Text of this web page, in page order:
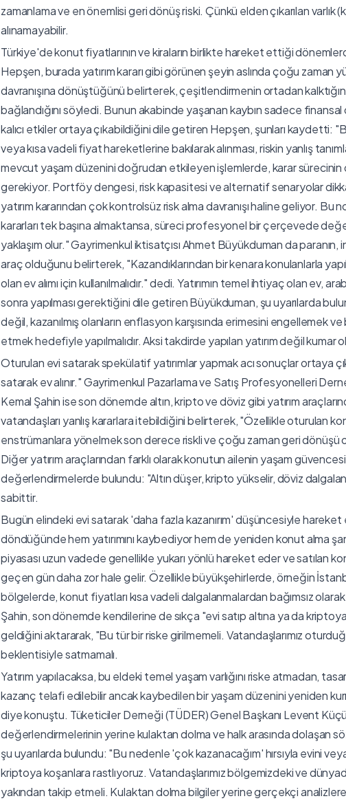
zamanlama ve en önemlisi geri dönüş riski. Çünkü elden çıkarılan varlık
alınamayabilir.
Türkiye'de konut fiyatlarının ve kiraların birlikte hareket ettiği
Hepşen, burada yatırım kararı gibi görünen şeyin aslında çoğu zaman
davranışına dönüştüğünü belirterek, çeşitlendirmenin ortadan
bağlandığını söyledi. Bunun akabinde yaşanan kaybın sadece finansal
kalıcı etkiler ortaya çıkabildiğini dile getiren Hepşen, şunları kaydetti:
veya kısa vadeli fiyat hareketlerine bakılarak alınması, riskin yanlış
mevcut yaşam düzenini doğrudan etkileyen işlemlerde, karar
gerekiyor. Portföy dengesi, risk kapasitesi ve alternatif senaryolar
yatırım kararından çok kontrolsüz risk alma davranışı haline geliyor. Bu
kararları tek başına almaktansa, süreci profesyonel bir çerçevede
yaklaşım olur." Gayrimenkul iktisatçısı Ahmet Büyükduman da paranın,
araç olduğunu belirterek, "Kazandıklarından bir kenara konulanlarla
olan ev alımı için kullanılmalıdır." dedi. Yatırımın temel ihtiyaç olan ev,
sonra yapılması gerektiğini dile getiren Büyükduman, şu uyarılarda
değil, kazanılmış olanların enflasyon karşısında erimesini engellemek
etmek hedefiyle yapılmalıdır. Aksi takdirde yapılan yatırım değil kumar
Oturulan evi satarak spekülatif yatırımlar yapmak acı sonuçlar ortaya
satarak ev alınır." Gayrimenkul Pazarlama ve Satış Profesyonelleri
Kemal Şahin ise son dönemde altın, kripto ve döviz gibi yatırım
vatandaşları yanlış kararlara itebildiğini belirterek, "Özellikle oturulan
enstrümanlara yönelmek son derece riskli ve çoğu zaman geri
Diğer yatırım araçlarından farklı olarak konutun ailenin yaşam
değerlendirmelerde bulundu: "Altın düşer, kripto yükselir, döviz
sabittir.
Bugün elindeki evi satarak 'daha fazla kazanırım' düşüncesiyle
döndüğünde hem yatırımını kaybediyor hem de yeniden konut alma
piyasası uzun vadede genellikle yukarı yönlü hareket eder ve satılan
geçen gün daha zor hale gelir. Özellikle büyükşehirlerde, örneğin
bölgelerde, konut fiyatları kısa vadeli dalgalanmalardan bağımsız
Şahin, son dönemde kendilerine de sıkça "evi satıp altına ya da
geldiğini aktararak, "Bu tür bir riske girilmemeli. Vatandaşlarımız
beklentisiyle satmamalı.
Yatırım yapılacaksa, bu eldeki temel yaşam varlığını riske atmadan,
kazanç telafi edilebilir ancak kaybedilen bir yaşam düzenini yeniden
diye konuştu. Tüketiciler Derneği (TÜDER) Genel Başkanı Levent
değerlendirmelerinin yerine kulaktan dolma ve halk arasında dolaşan
şu uyarılarda bulundu: "Bu nedenle 'çok kazanacağım' hırsıyla evini
kriptoya koşanlara rastlıyoruz. Vatandaşlarımız bölgemizdeki ve
yakından takip etmeli. Kulaktan dolma bilgiler yerine gerçekçi